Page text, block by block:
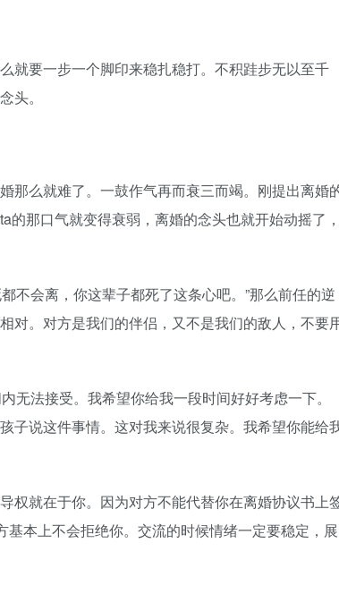
要一步一个脚印来稳扎稳打。不积跬步无以至千
头。
么就难了。一鼓作气再而衰三而竭。刚提出离婚
那口气就变得衰弱，离婚的念头也就开始动摇了，
会离，你这辈子都死了这条心吧。”那么前任的逆
对。对方是我们的伴侣，又不是我们的敌人，不要
法接受。我希望你给我一段时间好好考虑一下。
子说这件事情。这对我来说很复杂。我希望你能给
就在于你。因为对方不能代替你在离婚协议书上
本上不会拒绝你。交流的时候情绪一定要稳定，展